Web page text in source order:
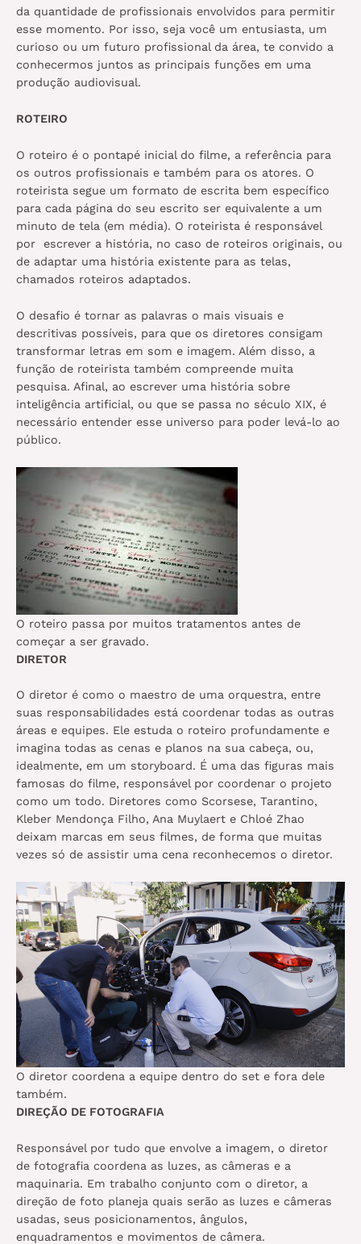
da quantidade de profissionais envolvidos para permitir
esse momento. Por isso, seja você um entusiasta, um
curioso ou um futuro profissional da área, te convido a
conhecermos juntos as principais funções em uma
produção audiovisual.
ROTEIRO
O roteiro é o pontapé inicial do filme, a referência para
os outros profissionais e também para os atores. O
roteirista segue um formato de escrita bem específico
para cada página do seu escrito ser equivalente a um
minuto de tela (em média). O roteirista é responsável
por escrever a história, no caso de roteiros originais, ou
de adaptar uma história existente para as telas,
chamados roteiros adaptados.
O desafio é tornar as palavras o mais visuais e
descritivas possíveis, para que os diretores consigam
transformar letras em som e imagem. Além disso, a
função de roteirista também compreende muita
pesquisa. Afinal, ao escrever uma história sobre
inteligência artificial, ou que se passa no século XIX, é
necessário entender esse universo para poder levá-lo ao
público.
O roteiro passa por muitos tratamentos antes de
começar a ser gravado.
DIRETOR
O diretor é como o maestro de uma orquestra, entre
suas responsabilidades está coordenar todas as outras
áreas e equipes. Ele estuda o roteiro profundamente e
imagina todas as cenas e planos na sua cabeça, ou,
idealmente, em um storyboard. É uma das figuras mais
famosas do filme, responsável por coordenar o projeto
como um todo. Diretores como Scorsese, Tarantino,
Kleber Mendonça Filho, Ana Muylaert e Chloé Zhao
deixam marcas em seus filmes, de forma que muitas
vezes só de assistir uma cena reconhecemos o diretor.
O diretor coordena a equipe dentro do set e fora dele
também.
DIREÇÃO DE FOTOGRAFIA
Responsável por tudo que envolve a imagem, o diretor
de fotografia coordena as luzes, as câmeras e a
maquinaria. Em trabalho conjunto com o diretor, a
direção de foto planeja quais serão as luzes e câmeras
usadas, seus posicionamentos, ângulos,
enquadramentos e movimentos de câmera.